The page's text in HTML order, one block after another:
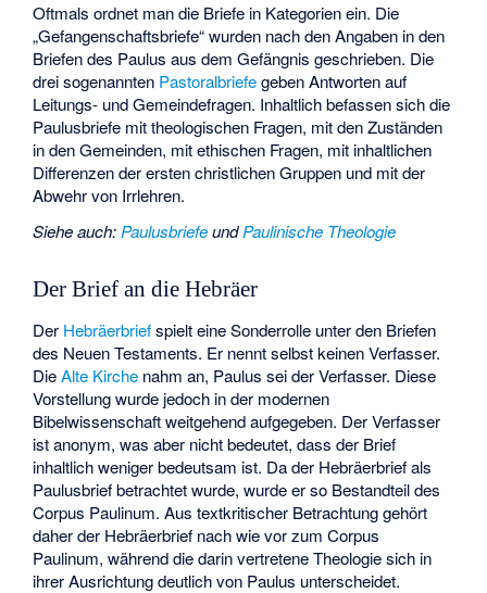
Oftmals ordnet man die Briefe in Kategorien ein. Die
„Gefangenschaftsbriefe“ wurden nach den Angaben in den
Briefen des Paulus aus dem Gefängnis geschrieben. Die
drei sogenannten Pastoralbriefegeben Antworten auf
Leitungs- und Gemeindefragen. Inhaltlich befassen sich die
Paulusbriefe mit theologischen Fragen, mit den Zuständen
in den Gemeinden, mit ethischen Fragen, mit inhaltlichen
Differenzen der ersten christlichen Gruppen und mit der
Abwehr von Irrlehren.
Siehe auch:PaulusbriefeundPaulinische Theologie
Der Brief an die Hebräer
Der Hebräerbriefspielt eine Sonderrolle unter den Briefen
des Neuen Testaments. Er nennt selbst keinen Verfasser.
DieAlte Kirche nahm an, Paulus sei der Verfasser. Diese
Vorstellung wurde jedoch in der modernen
Bibelwissenschaft weitgehend aufgegeben. Der Verfasser
ist anonym, was aber nicht bedeutet, dass der Brief
inhaltlich weniger bedeutsam ist. Da der Hebräerbrief als
Paulusbrief betrachtet wurde, wurde er so Bestandteil des
Corpus Paulinum. Aus textkritischer Betrachtung gehört
daher der Hebräerbrief nach wie vor zum Corpus
Paulinum, während die darin vertretene Theologie sich in
ihrer Ausrichtung deutlich von Paulus unterscheidet.